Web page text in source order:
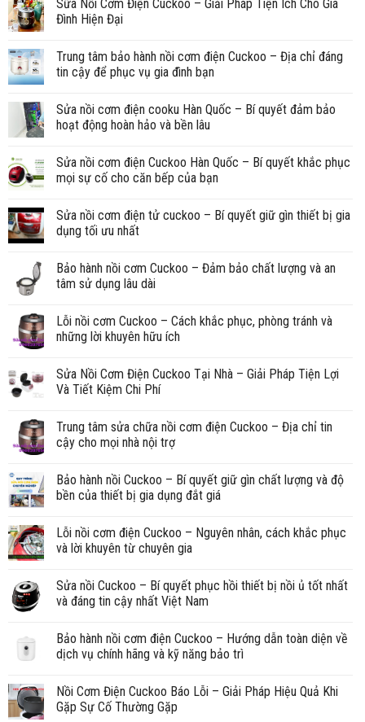
Sữa Nồi Cơm Điện Cuckoo – Giải Pháp Tiện Ích Cho Gia
Đình Hiện Đại
Trung tâm bảo hành nồi cơm điện Cuckoo – Địa chỉ đáng
tin cậy để phục vụ gia đình bạn
Sửa nồi cơm điện cooku Hàn Quốc – Bí quyết đảm bảo
hoạt động hoàn hảo và bền lâu
Sửa nồi cơm điện Cuckoo Hàn Quốc – Bí quyết khắc phục
mọi sự cố cho căn bếp của bạn
Sửa nồi cơm điện tử cuckoo – Bí quyết giữ gìn thiết bị gia
dụng tối ưu nhất
Bảo hành nồi cơm Cuckoo – Đảm bảo chất lượng và an
tâm sử dụng lâu dài
Lỗi nồi cơm Cuckoo – Cách khắc phục, phòng tránh và
những lời khuyên hữu ích
Sửa Nồi Cơm Điện Cuckoo Tại Nhà – Giải Pháp Tiện Lợi
Và Tiết Kiệm Chi Phí
Trung tâm sửa chữa nồi cơm điện Cuckoo – Địa chỉ tin
cậy cho mọi nhà nội trợ
Bảo hành nồi Cuckoo – Bí quyết giữ gìn chất lượng và độ
bền của thiết bị gia dụng đắt giá
Lỗi nồi cơm điện Cuckoo – Nguyên nhân, cách khắc phục
và lời khuyên từ chuyên gia
Sửa nồi Cuckoo – Bí quyết phục hồi thiết bị nồi ủ tốt nhất
và đáng tin cậy nhất Việt Nam
Bảo hành nồi cơm điện Cuckoo – Hướng dẫn toàn diện về
dịch vụ chính hãng và kỹ năng bảo trì
Nồi Cơm Điện Cuckoo Báo Lỗi – Giải Pháp Hiệu Quả Khi
Gặp Sự Cố Thường Gặp